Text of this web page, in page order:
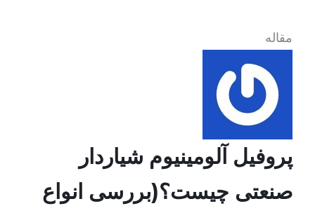
مقاله
پروفیل آلومینیوم شیاردار
صنعتی چیست؟(بررسی انواع